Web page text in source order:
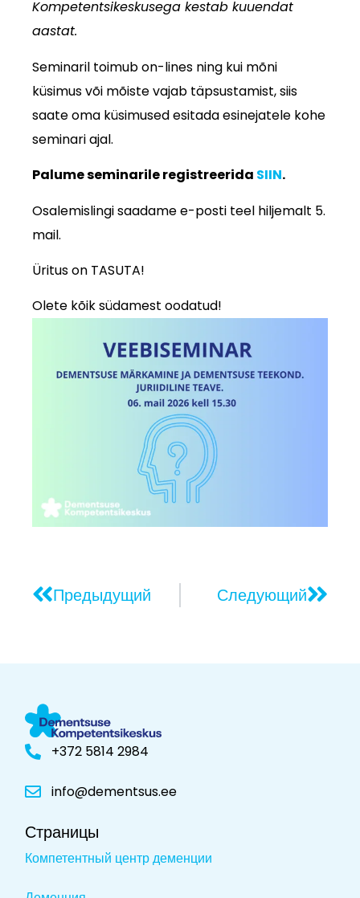
Kompetentsikeskusega kestab kuuendat
aastat.
Seminaril toimub on-lines ning kui mõni
küsimus või mõiste vajab täpsustamist, siis
saate oma küsimused esitada esinejatele kohe
seminari ajal.
Palume seminarile registreerida SIIN.
Osalemislingi saadame e-posti teel hiljemalt 5.
mail.
Üritus on TASUTA!
Olete kõik südamest oodatud!
Предыдущий Следующий
+372 5814 2984
info@dementsus.ee
Страницы
Компетентный центр деменции